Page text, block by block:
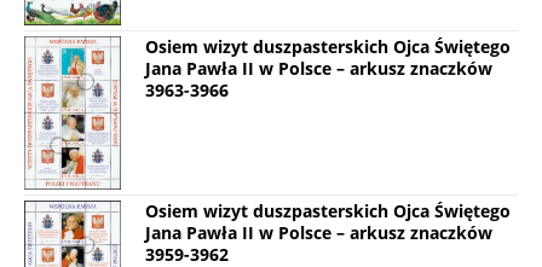
Osiem wizyt duszpasterskich Ojca Świętego
Jana Pawła II w Polsce – arkusz znaczków
3963-3966
Osiem wizyt duszpasterskich Ojca Świętego
Jana Pawła II w Polsce – arkusz znaczków
3959-3962